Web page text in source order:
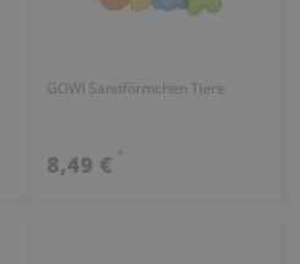
GOWI Sandförmchen Tiere
8,49 € *